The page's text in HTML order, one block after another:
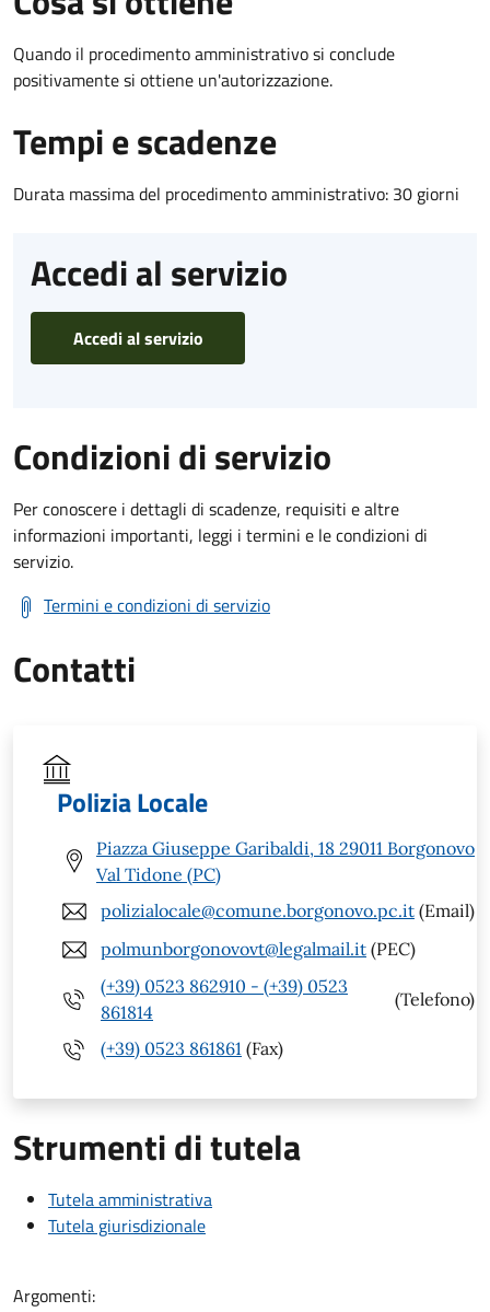
Quando il procedimento amministrativo si conclude
positivamente si ottiene un'autorizzazione.
Tempi e scadenze
Durata massima del procedimento amministrativo: 30 giorni
Accedi al servizio
Accedi al servizio
Condizioni di servizio
Per conoscere i dettagli di scadenze, requisiti e altre
informazioni importanti, leggi i termini e le condizioni di
servizio.
Termini e condizioni di servizio
Contatti
Polizia Locale
Piazza Giuseppe Garibaldi, 18 29011 Borgonovo
Val Tidone (PC)
polizialocale@comune.borgonovo.pc.it (Email)
polmunborgonovovt@legalmail.it (PEC)
(+39) 0523 862910 - (+39) 0523
861814
(Telefono)
(+39) 0523 861861 (Fax)
Strumenti di tutela
Tutela amministrativa
Tutela giurisdizionale
Argomenti: